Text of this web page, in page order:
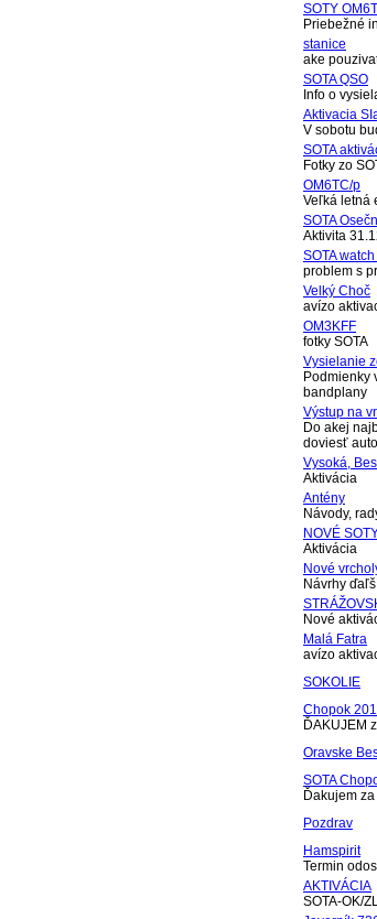
SOTY
Priebežné
stanice
ake
SOTA QSO
Info o
Aktivacia
V sobotu
SOTA
Fotky zo
OM6TC/p
Veľká letná
SOTA
Aktivita
SOTA
problem s
Velký Choč
avízo
OM3KFF
fotky SOTA
Vysielanie
Podmienky
bandplany
Výstup na
Do akej
doviesť
Vysoká,
Aktivácia
Antény
Návody,
NOVÉ
Aktivácia
Nové
Návrhy
Nové
Malá Fatra
avízo
SOKOLIE
Chopok
ĎAKUJEM
Oravske
SOTA
Ďakujem
Pozdrav
Hamspirit
Termin
AKTIVÁCIA
SOTA-OK/